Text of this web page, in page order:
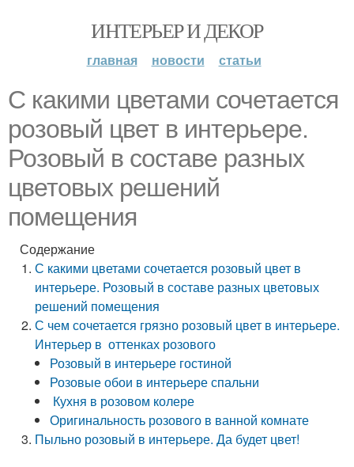
ИНТЕРЬЕР И ДЕКОР
главная новости статьи
С какими цветами сочетается
розовый цвет в интерьере.
Розовый в составе разных
цветовых решений
помещения
Содержание
С какими цветами сочетается розовый цвет в
интерьере. Розовый в составе разных цветовых
решений помещения
С чем сочетается грязно розовый цвет в интерьере.
Интерьер в оттенках розового
Розовый в интерьере гостиной
Розовые обои в интерьере спальни
Кухня в розовом колере
Оригинальность розового в ванной комнате
Пыльно розовый в интерьере. Да будет цвет!